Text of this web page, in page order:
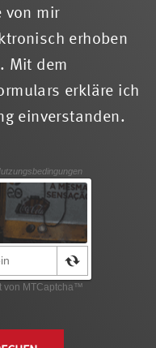
von mir
erhoben
Mit dem
erkläre ich
einverstanden.